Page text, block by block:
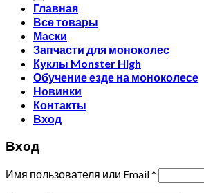
Главная
Все товары
Маски
Запчасти для моноколес
Куклы Monster High
Обучение езде на моноколесе
Новинки
Контакты
Вход
Вход
Имя пользователя или Email*